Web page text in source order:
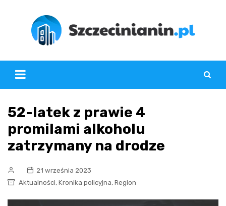
52-latek z prawie 4
promilami alkoholu
zatrzymany na drodze
21 września 2023
Aktualności, Kronika policyjna, Region